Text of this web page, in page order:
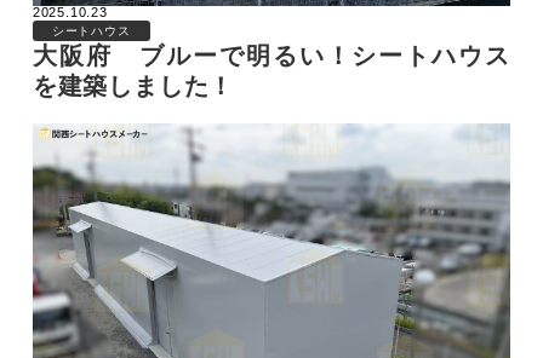
2025.10.23
シートハウス
大阪府 ブルーで明るい！シートハウス
を建築しました！